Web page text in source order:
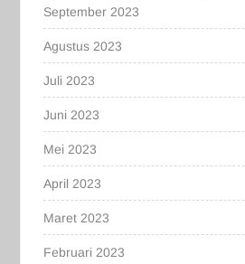
September 2023
Agustus 2023
Juli 2023
Juni 2023
Mei 2023
April 2023
Maret 2023
Februari 2023